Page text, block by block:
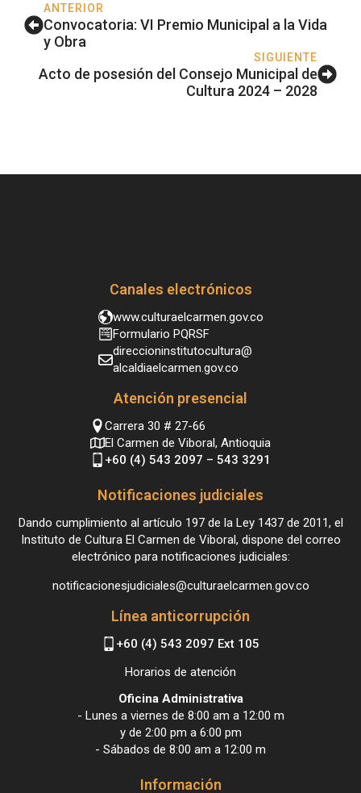
ANTERIOR
Convocatoria: VI Premio Municipal a la Vida
y Obra
SIGUIENTE
Acto de posesión del Consejo Municipal de
Cultura 2024 – 2028
Canales electrónicos
www.culturaelcarmen.gov.co
Formulario PQRSF
direccioninstitutocultura@
alcaldiaelcarmen.gov.co
Atención presencial
Carrera 30 # 27-66
El Carmen de Viboral, Antioquia
+60 (4) 543 2097 – 543 3291
Notificaciones judiciales
Dando cumplimiento al artículo 197 de la Ley 1437 de 2011, el
Instituto de Cultura El Carmen de Viboral, dispone del correo
electrónico para notificaciones judiciales:
notificacionesjudiciales@culturaelcarmen.gov.co
Línea anticorrupción
+60 (4) 543 2097 Ext 105
Horarios de atención
Oficina Administrativa
- Lunes a viernes de 8:00 am a 12:00 m
y de 2:00 pm a 6:00 pm
- Sábados de 8:00 am a 12:00 m
Información